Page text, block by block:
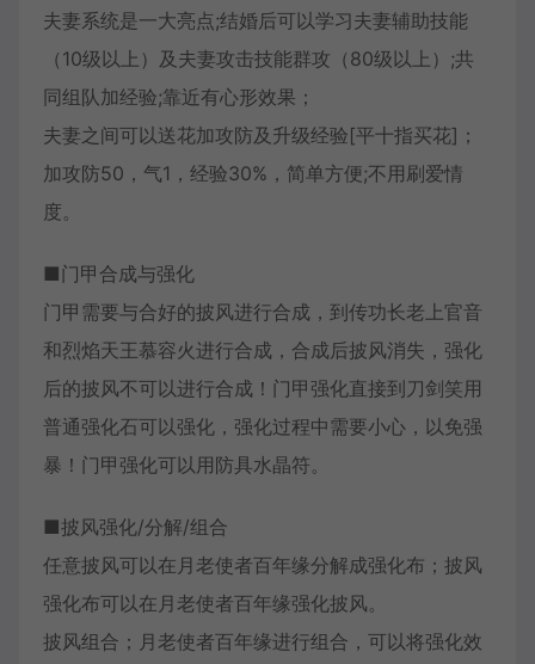
夫妻系统是一大亮点;结婚后可以学习夫妻辅助技能
（10级以上）及夫妻攻击技能群攻（80级以上）;共
同组队加经验;靠近有心形效果；
夫妻之间可以送花加攻防及升级经验[平十指买花]；
加攻防50，气1，经验30%，简单方便;不用刷爱情
度。
■门甲合成与强化
门甲需要与合好的披风进行合成，到传功长老上官音
和烈焰天王慕容火进行合成，合成后披风消失，强化
后的披风不可以进行合成！门甲强化直接到刀剑笑用
普通强化石可以强化，强化过程中需要小心，以免强
暴！门甲强化可以用防具水晶符。
■披风强化/分解/组合
任意披风可以在月老使者百年缘分解成强化布；披风
强化布可以在月老使者百年缘强化披风。
披风组合；月老使者百年缘进行组合，可以将强化效